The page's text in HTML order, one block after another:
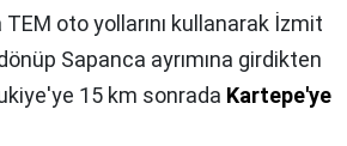
oto yollarını kullanarak İzmit
Sapanca ayrımına girdikten
15 km sonrada Kartepe'ye